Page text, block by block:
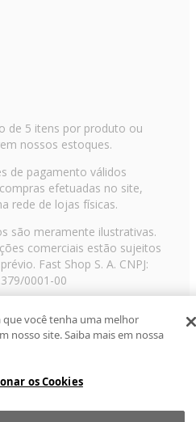
de 5 itens por produto ou
nossos estoques.
de pagamento válidos
efetuadas no site,
rede de lojas físicas.
são meramente ilustrativas.
comerciais estão sujeitos
Fast Shop S. A. CNPJ:
0001-00
Telefone: 11 3003-3728 ©
os direitos reservadosRF
você tenha uma melhor
nosso site. Saiba mais em nossa
os Cookies